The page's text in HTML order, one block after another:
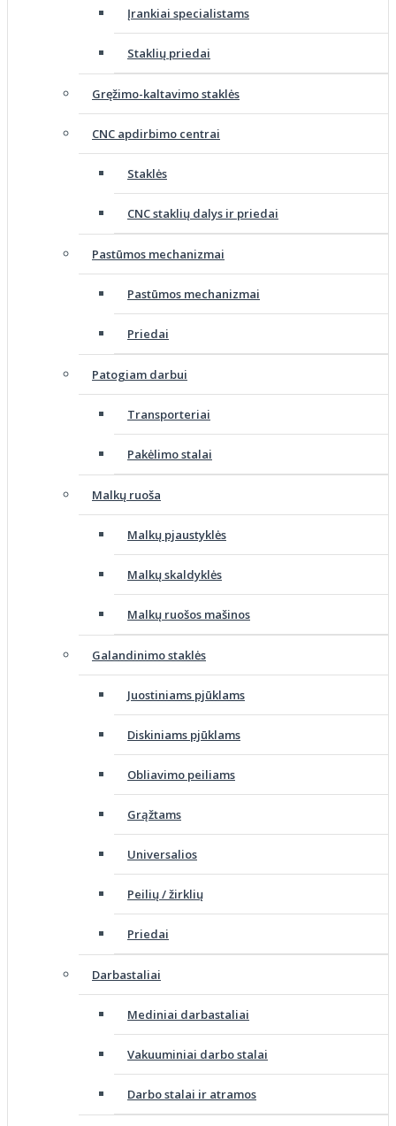
Įrankiai specialistams
Staklių priedai
Gręžimo-kaltavimo staklės
CNC apdirbimo centrai
Staklės
CNC staklių dalys ir priedai
Pastūmos mechanizmai
Pastūmos mechanizmai
Priedai
Patogiam darbui
Transporteriai
Pakėlimo stalai
Malkų ruoša
Malkų pjaustyklės
Malkų skaldyklės
Malkų ruošos mašinos
Galandinimo staklės
Juostiniams pjūklams
Diskiniams pjūklams
Obliavimo peiliams
Grąžtams
Universalios
Peilių / žirklių
Priedai
Darbastaliai
Mediniai darbastaliai
Vakuuminiai darbo stalai
Darbo stalai ir atramos